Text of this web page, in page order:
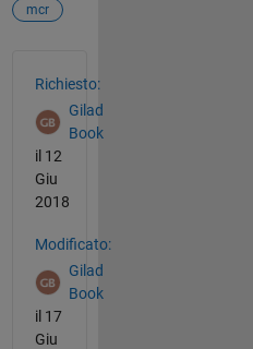
mcr
Richiesto:
Gilad
Book
il 12
Giu
2018
Modificato:
Gilad
Book
il 17
Giu